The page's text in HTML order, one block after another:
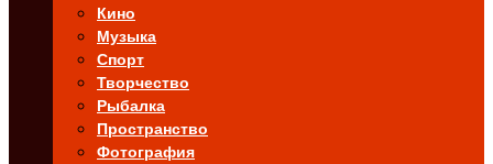
Кино
Музыка
Спорт
Творчество
Рыбалка
Пространство
Фотография